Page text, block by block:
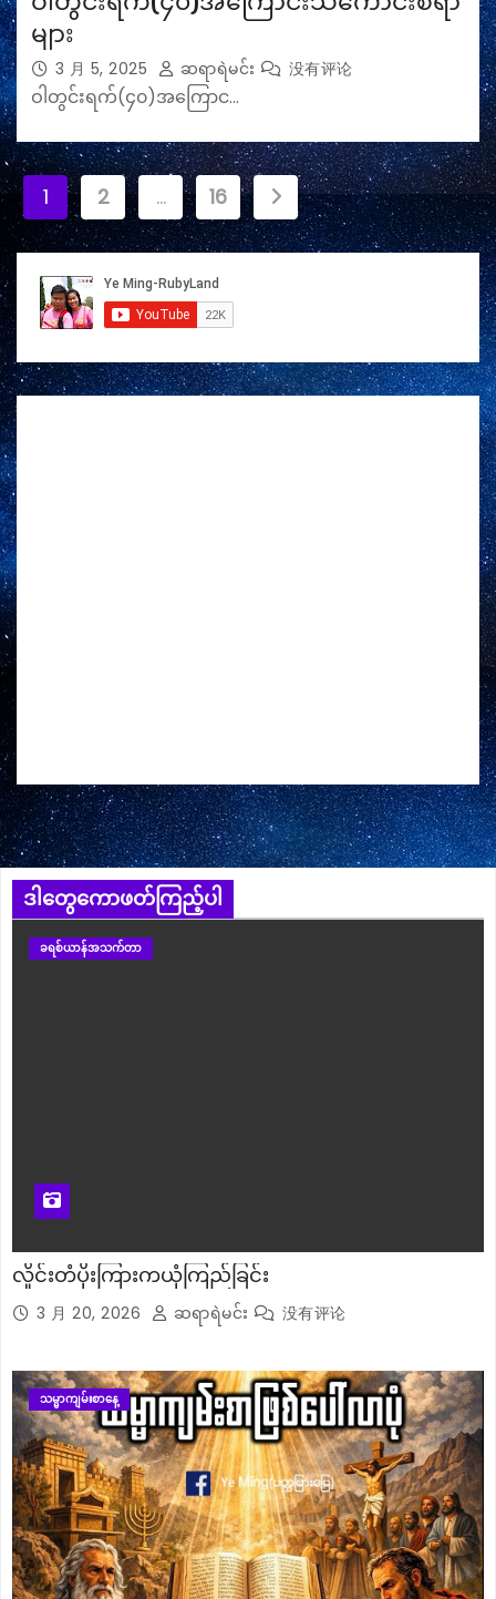
များ
3 月 5, 2025 ဆရာရဲမင်း 没有评论
ဝါတွင်းရက်(၄၀)အကြောင…
文
章
分
页
1 2 … 16
ဒါတွေကောဖတ်ကြည့်ပါ
ခရစ်ယာန်အသက်တာ
လှိုင်းတံပိုးကြားကယုံကြည်ခြင်း
3 月 20, 2026 ဆရာရဲမင်း 没有评论
သမ္မာကျမ်းစာနေ့